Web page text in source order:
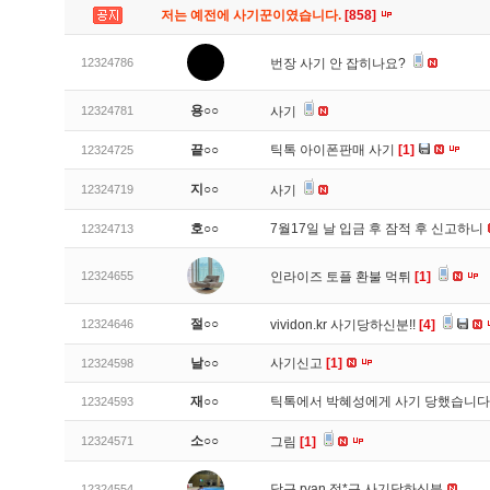
저는 예전에 사기꾼이였습니다. [858]
12324786 번장 사기 안 잡히나요?
12324781 용○○ 사기
12324725 끝○○ 틱톡 아이폰판매 사기 [1]
12324719 지○○ 사기
12324713 호○○ 7월17일 날 입금 후 잠적 후 신고하니
12324655 인라이즈 토플 환불 먹튀 [1]
12324646 절○○ vividon.kr 사기당하신분!! [4]
12324598 날○○ 사기신고 [1]
12324593 재○○ 틱톡에서 박혜성에게 사기 당했습니다
12324571 소○○ 그림 [1]